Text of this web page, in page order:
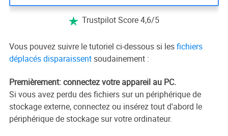
 Trustpilot Score 4,6/5
Vous pouvez suivre le tutoriel ci-dessous si lesfichiers
déplacés disparaissentsoudainement :
Premièrement: connectez votre appareil au PC.
Si vous avez perdu des fichiers sur un périphérique de
stockage externe, connectez ou insérez tout d'abord le
périphérique de stockage sur votre ordinateur.